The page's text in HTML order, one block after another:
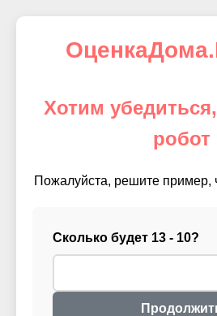
Хотим
робот
Пожалуйста, решите пример,
Сколько будет 13 - 10?